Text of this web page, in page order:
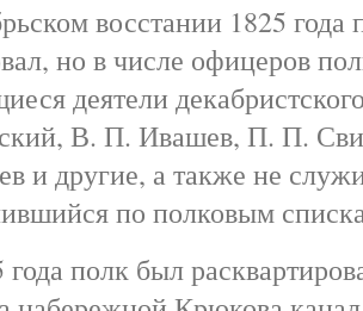
восстании 1825 года
но в числе офицеров
деятели
В. П. Ивашев, П. П.
и другие, а также не
по полковым
полк был